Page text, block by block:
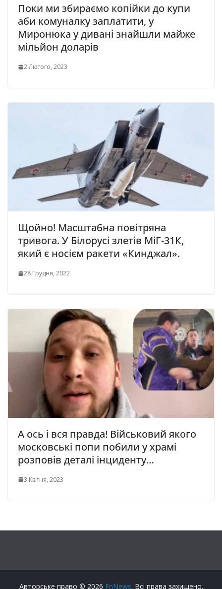
Поки ми збираємо копійки до купи
аби комуналку заплатити, у
Миронюка у дивані знайшли майже
мільйон доларів
2 Лютого, 2023
Щойно! Масштабна повітряна
тривога. У Білорусі злетів МіГ-31К,
який є носієм ракети «Кинджал».
28 Грудня, 2022
А ось і вся правда! Військовий якого
московські попи побили у храмі
розповів деталі інциденту…
3 Квітня, 2023
Авторське право © 2026 FnNews. Всі права захищено.